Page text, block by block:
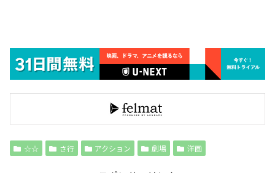
☆☆ さ行 アクション 劇場 洋画